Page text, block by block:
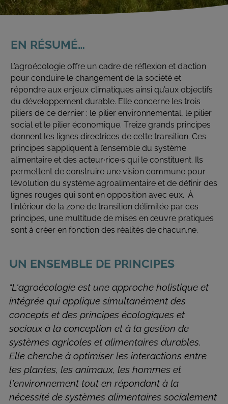
COMPTE
L'UTILISATEUR
EN RÉSUMÉ…
L’agroécologie offre un cadre de réflexion et d’action
pour conduire le changement de la société et
répondre aux enjeux climatiques ainsi qu’aux objectifs
du développement durable. Elle concerne les trois
piliers de ce dernier : le pilier environnemental, le pilier
social et le pilier économique. Treize grands principes
donnent les lignes directrices de cette transition. Ces
principes s’appliquent à l’ensemble du système
alimentaire et des acteur∙rice∙s qui le constituent. Ils
permettent de construire une vision commune pour
l’évolution du système agroalimentaire et de définir des
lignes rouges qui sont en opposition avec eux. À
l’intérieur de la zone de transition délimitée par ces
principes, une multitude de mises en œuvre pratiques
sont à créer en fonction des réalités de chacun.ne.
UN ENSEMBLE DE PRINCIPES
"L'agroécologie est une approche holistique et
intégrée qui applique simultanément des
concepts et des principes écologiques et
sociaux à la conception et à la gestion de
systèmes agricoles et alimentaires durables.
Elle cherche à optimiser les interactions entre
les plantes, les animaux, les hommes et
l'environnement tout en répondant à la
nécessité de systèmes alimentaires socialement